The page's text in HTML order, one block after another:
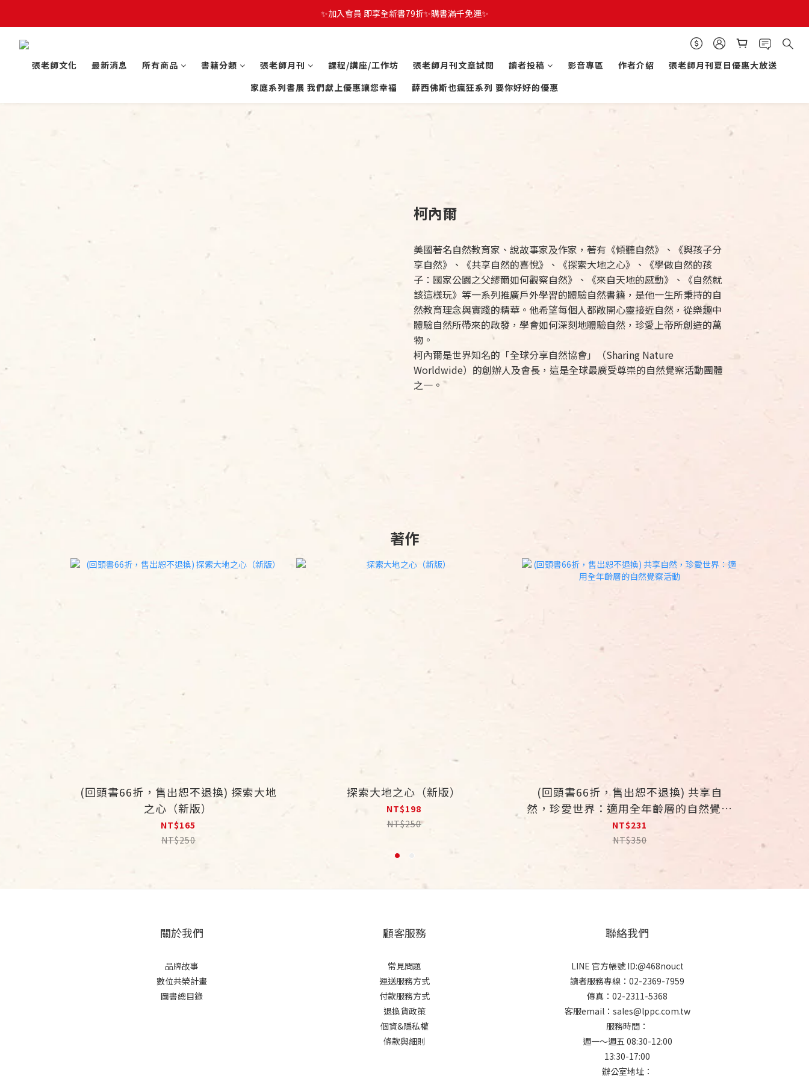
✨加入會員 即享全新書79折✨購書滿千免運✨
張老師文化 最新消息 所有商品 書籍分類 張老師月刊 課程/講座/工作坊 張老師月刊文章試閱 讀者投稿 影音專區 作者介紹
張老師月刊夏日優惠大放送
家庭系列書展 我們獻上優惠讓您幸福
薛西佛斯也瘋狂系列 要你好好的優惠
柯內爾
美國著名自然教育家、說故事家及作家，著有《傾聽自然》、《與孩子分
享自然》、《共享自然的喜悅》、《探索大地之心》、《學做自然的孩
子：國家公園之父繆爾如何觀察自然》、《來自天地的感動》、《自然就
該這樣玩》等一系列推廣戶外學習的體驗自然書籍，是他一生所秉持的自
然教育理念與實踐的精華。他希望每個人都敞開心靈接近自然，從樂趣中
體驗自然所帶來的啟發，學會如何深刻地體驗自然，珍愛上帝所創造的萬
物。
柯內爾是世界知名的「全球分享自然協會」（Sharing Nature
Worldwide）的創辦人及會長，這是全球最廣受尊崇的自然覺察活動團體
之一。
著作
(回頭書66折，售出恕不退換) 探索大地
之心（新版）
NT$165
NT$250
探索大地之心（新版）
NT$198
NT$250
(回頭書66折，售出恕不退換) 共享自
然，珍愛世界：適用全年齡層的自然覺察
活動
NT$231
NT$350
關於我們
品牌故事
數位共榮計畫
圖書總目錄
顧客服務
常見問題
運送服務方式
付款服務方式
退換貨政策
個資&隱私權
條款與細則
聯絡我們
LINE 官方帳號 ID:@468nouct
讀者服務專線：02-2369-7959
傳真：02-2311-5368
客服email：sales@lppc.com.tw
服務時間：
週一～週五 08:30-12:00
13:30-17:00
辦公室地址：